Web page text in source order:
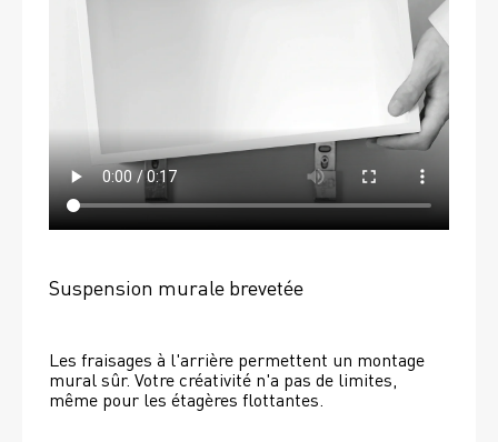
Suspension murale brevetée
Les fraisages à l'arrière permettent un montage
mural sûr. Votre créativité n'a pas de limites,
même pour les étagères flottantes.